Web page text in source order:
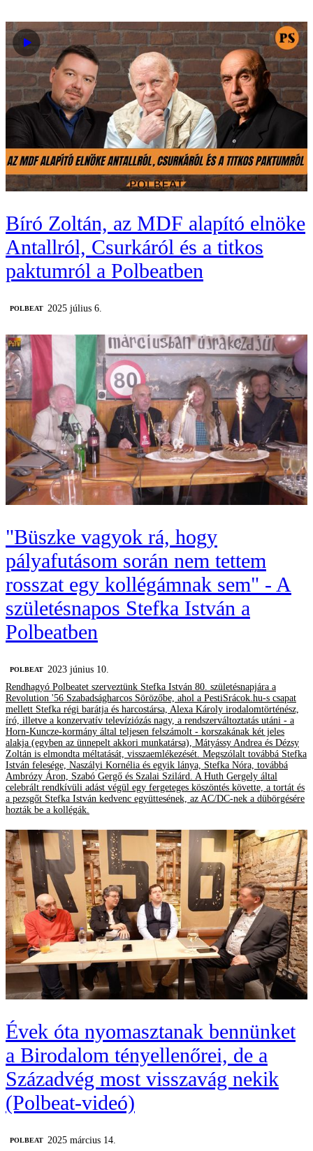
Bíró Zoltán, az MDF alapító elnöke
Antallról, Csurkáról és a titkos
paktumról a Polbeatben
‎POLBEAT 2025 július 6.
"Büszke vagyok rá, hogy
pályafutásom során nem tettem
rosszat egy kollégámnak sem" - A
születésnapos Stefka István a
Polbeatben
‎POLBEAT
2023 június 10.
Rendhagyó Polbeatet szerveztünk Stefka István 80. születésnapjára a
Revolution '56 Szabadságharcos Sörözőbe, ahol a PestiSrácok.hu-s csapat
mellett Stefka régi barátja és harcostársa, Alexa Károly irodalomtörténész,
író, illetve a konzervatív televíziózás nagy, a rendszerváltoztatás utáni - a
Horn-Kuncze-kormány által teljesen felszámolt - korszakának két jeles
alakja (egyben az ünnepelt akkori munkatársa), Mátyássy Andrea és Dézsy
Zoltán is elmondta méltatását, visszaemlékezését. Megszólalt továbbá Stefka
István felesége, Naszályi Kornélia és egyik lánya, Stefka Nóra, továbbá
Ambrózy Áron, Szabó Gergő és Szalai Szilárd. A Huth Gergely által
celebrált rendkívüli adást végül egy fergeteges köszöntés követte, a tortát és
a pezsgőt Stefka István kedvenc együttesének, az AC/DC-nek a dübörgésére
hozták be a kollégák.
Évek óta nyomasztanak bennünket
a Birodalom tényellenőrei, de a
Századvég most visszavág nekik
(Polbeat-videó)
‎POLBEAT
2025 március 14.